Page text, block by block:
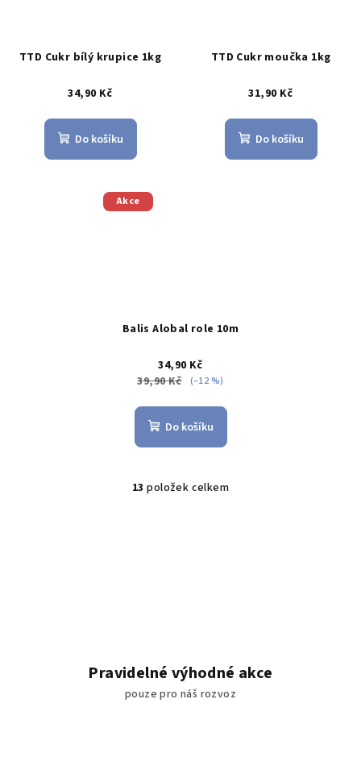
TTD Cukr bílý krupice 1kg
34,90 Kč
Do košíku
TTD Cukr moučka 1kg
31,90 Kč
Do košíku
Akce
Balis Alobal role 10m
34,90 Kč
39,90 Kč
(–12 %)
Do košíku
O
r
v
k
13 položek celkem
Pravidelné výhodné akce
pouze pro náš rozvoz